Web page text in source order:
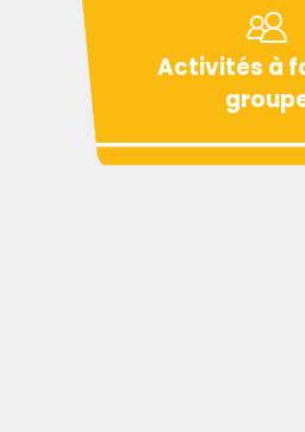
Activités à